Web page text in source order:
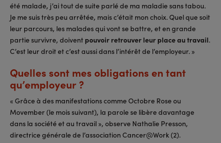
été malade, j’ai tout de suite parlé de ma maladie sans tabou.
Je me suis très peu arrêtée, mais c’était mon choix. Quel que soit
leur parcours, les malades qui vont se battre, et en grande
partie survivre, doivent pouvoir retrouver leur place au travail.
C’est leur droit et c’est aussi dans l’intérêt de l’employeur. »
Quelles sont mes obligations en tant
qu’employeur ?
« Grâce à des manifestations comme Octobre Rose ou
Movember (le mois suivant), la parole se libère davantage
dans la société et au travail », observe Nathalie Presson,
directrice générale de l’association Cancer@Work (2).